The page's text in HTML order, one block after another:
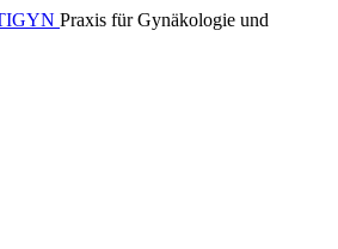
Praxis für Gynäkologie und